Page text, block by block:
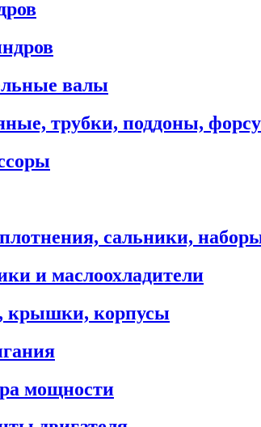
валы
трубки, поддоны,
сальники,
и маслоохладители
крышки, корпусы
мощности